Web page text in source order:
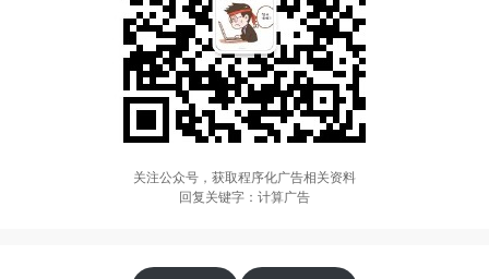
关注公众号，获取程序化广告相关资料
回复关键字：计算广告